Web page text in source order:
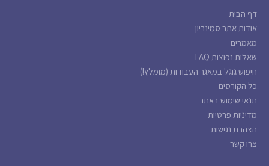
דף הבית
אודות אתר סמינריון
מאמרים
שאלות נפוצות FAQ
חיפוש גוגל במאגר העבודות (מומלץ!)
כל הקורסים
תנאי שימוש באתר
מדיניות פרטיות
הצהרת נגישות
צרו קשר